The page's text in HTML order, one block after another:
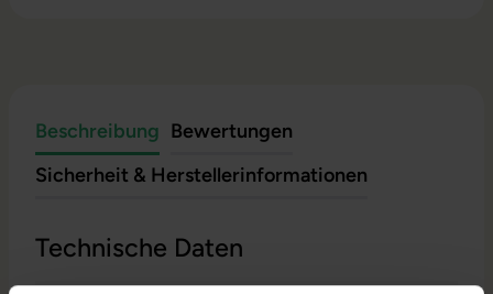
Beschreibung Bewertungen
Sicherheit & Herstellerinformationen
Technische Daten